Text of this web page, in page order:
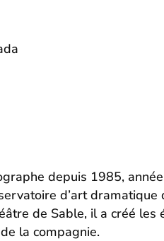
depuis 1985,
d’art dramatique
de Sable, il a créé les
la compagnie.